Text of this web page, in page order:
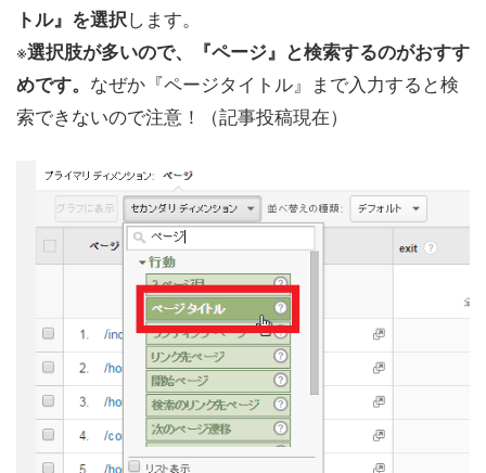
トル』を選択します。
※選択肢が多いので、『ページ』と検索するのがおすす
めです。 なぜか『ページタイトル』まで入力すると検
索できないので注意！（記事投稿現在）